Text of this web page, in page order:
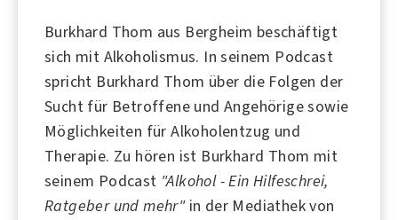
Burkhard Thom aus Bergheim beschäftigt
sich mit Alkoholismus. In seinem Podcast
spricht Burkhard Thom über die Folgen der
Sucht für Betroffene und Angehörige sowie
Möglichkeiten für Alkoholentzug und
Therapie. Zu hören ist Burkhard Thom mit
seinem Podcast "Alkohol - Ein Hilfeschrei,
Ratgeber und mehr"in der Mediathek von